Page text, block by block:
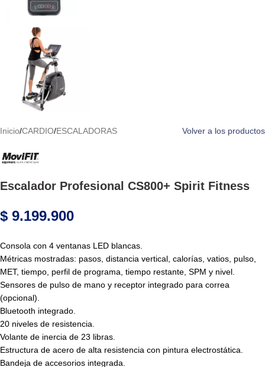
Inicio/CARDIO/ESCALADORAS Volver a los productos
Escalador Profesional CS800+ Spirit Fitness
$ 9.199.900
Consola con 4 ventanas LED blancas.
Métricas mostradas: pasos, distancia vertical, calorías, vatios, pulso,
MET, tiempo, perfil de programa, tiempo restante, SPM y nivel.
Sensores de pulso de mano y receptor integrado para correa
(opcional).
Bluetooth integrado.
20 niveles de resistencia.
Volante de inercia de 23 libras.
Estructura de acero de alta resistencia con pintura electrostática.
Bandeja de accesorios integrada.